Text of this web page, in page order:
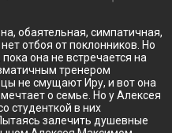
обаятельная, симпатичная,
отбоя от поклонников. Но
она не встречается на
тренером
не смущают Иру, и вот она
о семье. Но у Алексея
студенткой в них
залечить душевные